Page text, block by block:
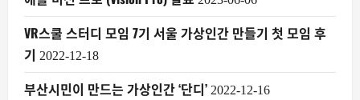
VR스쿨 스터디 모임 7기 서울 가상인간 만들기 첫 모임 후
기 2022-12-18
부산시민이 만드는 가상인간 ‘단디’ 2022-12-16